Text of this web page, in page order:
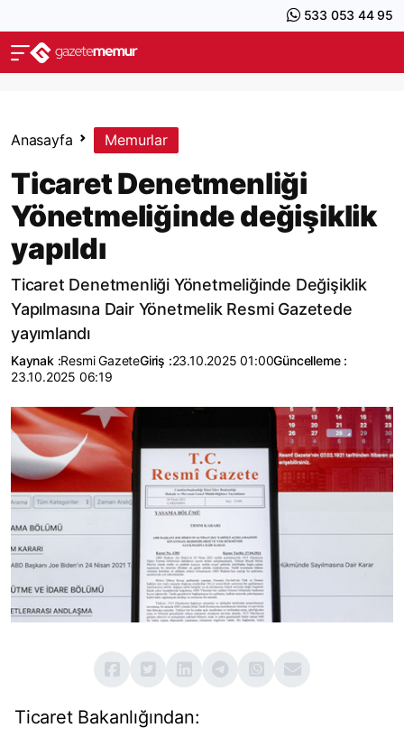
533 053 44 95
Anasayfa Memurlar
Ticaret Denetmenliği
Yönetmeliğinde değişiklik
yapıldı
Ticaret Denetmenliği Yönetmeliğinde Değişiklik
Yapılmasına Dair Yönetmelik Resmi Gazetede
yayımlandı
Kaynak :Resmi GazeteGiriş :23.10.2025 01:00Güncelleme :
23.10.2025 06:19
Ticaret Bakanlığından: